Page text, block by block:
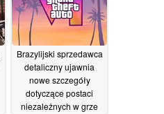
27/06/2026
Brazylijski sprzedawca
detaliczny ujawnia
nowe szczegóły
dotyczące postaci
niezależnych w grze